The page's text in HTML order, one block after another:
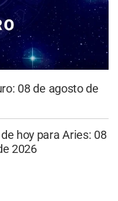
08 de agosto de
hoy para Aries: 08
2026